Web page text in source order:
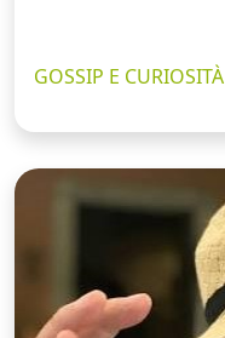
GOSSIP E CURIOSITÀ